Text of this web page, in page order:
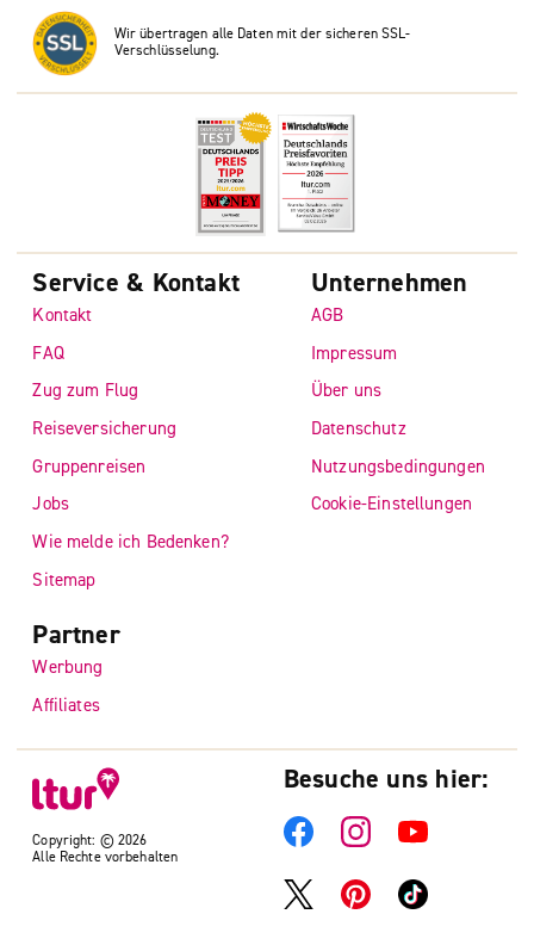
Wir übertragen alle Daten mit der sicheren SSL-
Verschlüsselung.
Copyright: © 2026
Alle Rechte vorbehalten
Service & Kontakt
Kontakt
FAQ
Zug zum Flug
Reiseversicherung
Gruppenreisen
Jobs
Wie melde ich Bedenken?
Sitemap
Unternehmen
AGB
Impressum
Über uns
Datenschutz
Nutzungsbedingungen
Cookie-Einstellungen
Partner
Werbung
Affiliates
Besuche uns hier: